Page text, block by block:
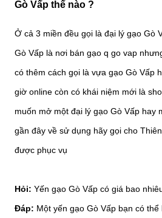
Gò Vấp thế nào ?
Ở cả 3 miền đều gọi là đại lý gạo Gò
Gò Vấp là nơi bán gạo q go vap
có thêm cách gọi là vựa gạo Gò Vấp
giờ online còn có khái niệm mới là
muốn mở một đại lý gạo Gò Vấp hay
gần đây về sử dụng hãy gọi cho
được phục vụ
Hỏi: Yến gạo Gò Vấp có giá bao
Đáp: Một yến gạo Gò Vấp bạn có